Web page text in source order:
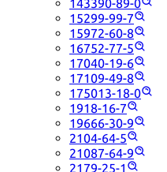
143390-89-0
15299-99-7
15972-60-8
16752-77-5
17040-19-6
17109-49-8
175013-18-0
1918-16-7
19666-30-9
2104-64-5
21087-64-9
2179-25-1